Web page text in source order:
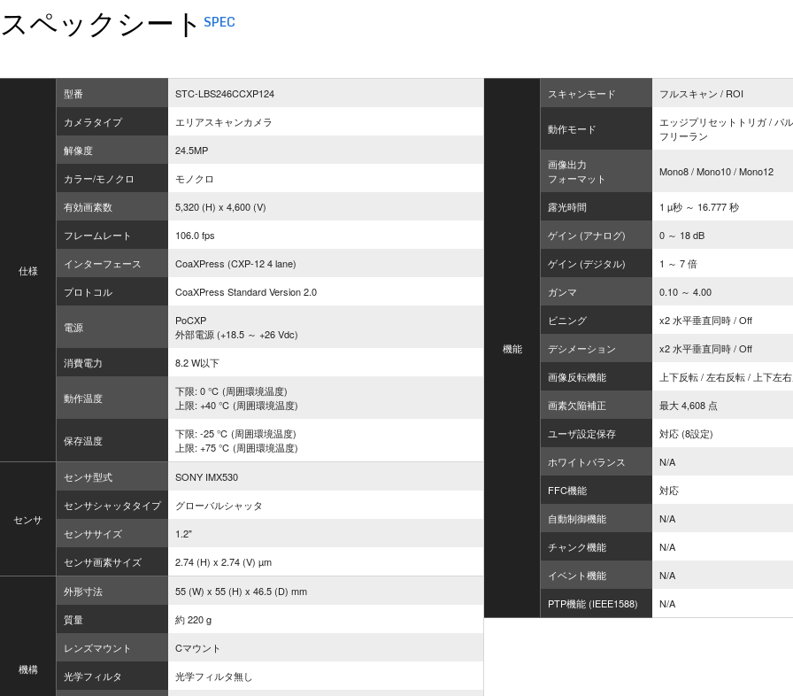
SPEC
スペックシート
仕様
型番
STC-LBS246CCXP124
カメラタイプ
エリアスキャンカメラ
解像度
24.5MP
カラー/モノクロ
モノクロ
有効画素数
5,320 (H) x 4,600 (V)
フレームレート
106.0 fps
インターフェース
CoaXPress (CXP-12 4 lane)
プロトコル
CoaXPress Standard Version 2.0
電源
PoCXP
外部電源 (+18.5 ～ +26 Vdc)
消費電力
8.2 W以下
動作温度
下限: 0 ℃ (周囲環境温度)
上限: +40 ℃ (周囲環境温度)
保存温度
下限: -25 ℃ (周囲環境温度)
上限: +75 ℃ (周囲環境温度)
センサ
センサ型式
SONY IMX530
センサシャッタタイプ
グローバルシャッタ
センササイズ
1.2"
センサ画素サイズ
2.74 (H) x 2.74 (V) µm
機構
外形寸法
55 (W) x 55 (H) x 46.5 (D) mm
質量
約 220 g
レンズマウント
Cマウント
光学フィルタ
光学フィルタ無し
機能
スキャンモード フルスキャン / ROI
動作モード
エッジプリセットトリガ / パ
フリーラン
画像出力
フォーマット
Mono8 / Mono10 / Mono12
露光時間
1 µ秒 ～ 16.777 秒
ゲイン (アナログ)
0 ～ 18 dB
ゲイン (デジタル)
1 ～ 7 倍
ガンマ
0.10 ～ 4.00
ビニング
x2 水平垂直同時 / Off
デシメーション
x2 水平垂直同時 / Off
画像反転機能
上下反転 / 左右反転 / 上下左
画素欠陥補正
最大 4,608 点
ユーザ設定保存
対応 (8設定)
ホワイトバランス
N/A
FFC機能
対応
自動制御機能
N/A
チャンク機能
N/A
イベント機能
N/A
PTP機能 (IEEE1588)
N/A